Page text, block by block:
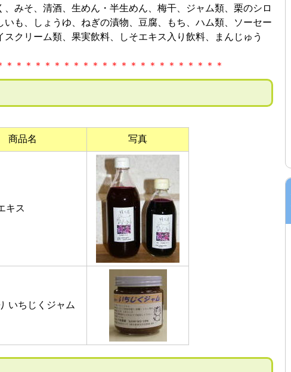
みそ、清酒、生めん・半生めん、梅干、ジャム類、栗のシロ
も、しょうゆ、ねぎの漬物、豆腐、もち、ハム類、ソーセー
クリーム類、果実飲料、しそエキス入り飲料、まんじゅう
＊＊＊＊＊＊＊＊＊＊＊＊＊＊＊＊＊＊＊＊＊＊
商品名 写真
キス
いちじくジャム